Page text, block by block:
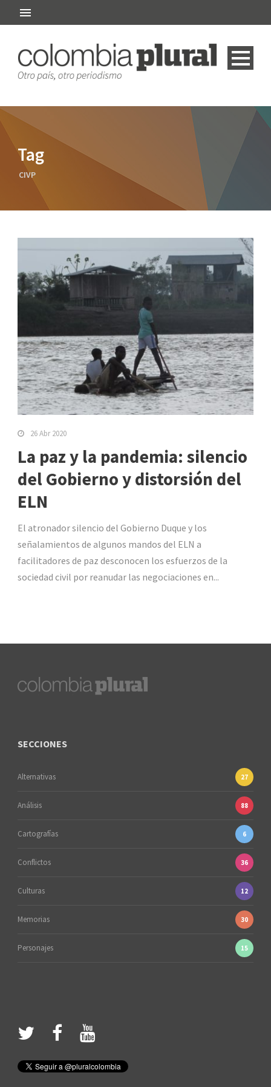
Tag
CIVP
26 Abr 2020
La paz y la pandemia: silencio
del Gobierno y distorsión del
ELN
El atronador silencio del Gobierno Duque y los
señalamientos de algunos mandos del ELN a
facilitadores de paz desconocen los esfuerzos de la
sociedad civil por reanudar las negociaciones en...
SECCIONES
Alternativas 27
Análisis 88
Cartografías 6
Conflictos 36
Culturas 12
Memorias 30
Personajes 15